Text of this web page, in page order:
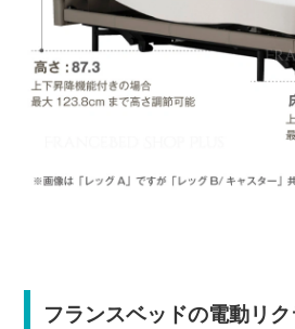
フランスベッドの電動リ